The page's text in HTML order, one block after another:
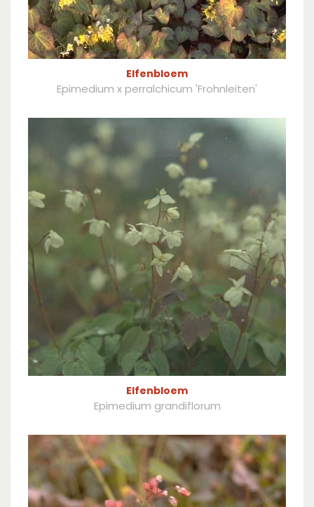
Elfenbloem
Epimedium x perralchicum 'Frohnleiten'
Elfenbloem
Epimedium grandiflorum